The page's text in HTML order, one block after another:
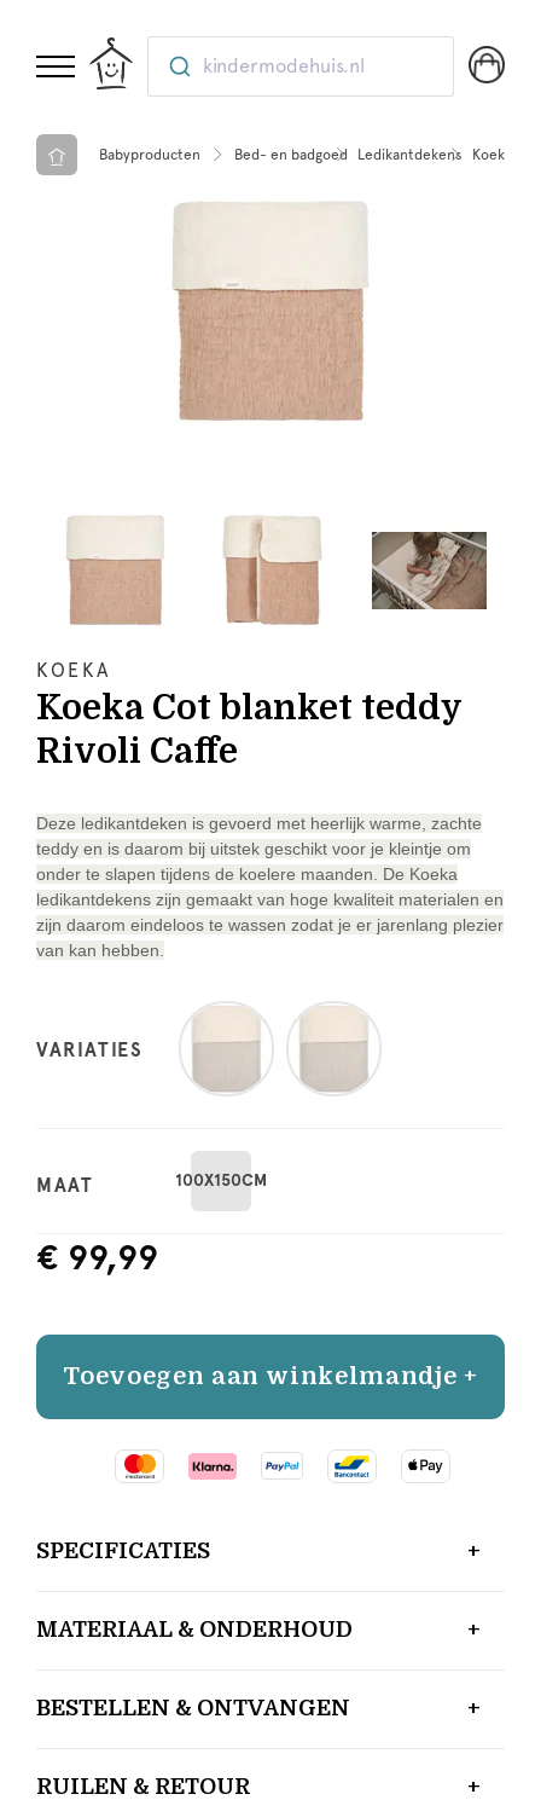
kindermodehuis.nl
Babyproducten Bed- en badgoed Ledikantdekens Koeka
KOEKA
Koeka Cot blanket teddy
Rivoli Caffe
Deze ledikantdeken is gevoerd met heerlijk warme, zachte
teddy en is daarom bij uitstek geschikt voor je kleintje om
onder te slapen tijdens de koelere maanden. De Koeka
ledikantdekens zijn gemaakt van hoge kwaliteit materialen en
zijn daarom eindeloos te wassen zodat je er jarenlang plezier
van kan hebben.
VARIATIES
MAAT 100X150CM
€ 99,99
Toevoegen aan winkelmandje +
SPECIFICATIES
MATERIAAL & ONDERHOUD
BESTELLEN & ONTVANGEN
RUILEN & RETOUR